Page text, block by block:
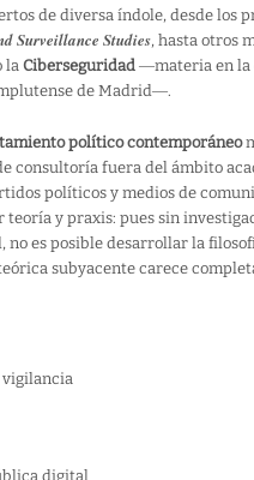
de diversa índole, desde los
Surveillance Studies, hasta otros
la Ciberseguridad ―materia en la
de Madrid―.
político contemporáneo
consultoría fuera del ámbito
políticos y medios de
y praxis: pues sin
es posible desarrollar la
subyacente carece
vigilancia
digital